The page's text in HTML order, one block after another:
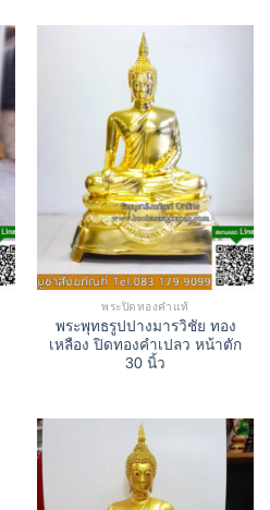
พระปิดทองคำแท้
พระพุทธรูปปางมารวิชัย ทอง
เหลือง ปิดทองคำเปลว หน้าตัก
30 นิ้ว